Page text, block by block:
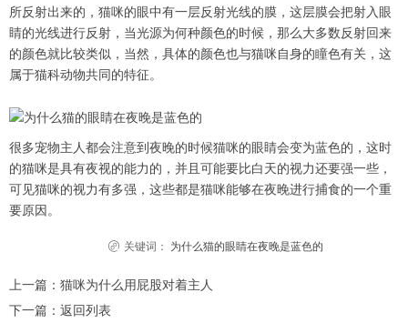
所反射出来的，猫咪的眼中有一层反射光线的膜，这层膜会把射入眼
睛的光线进行反射，当光源为何种颜色的时候，那么大多数反射回来
的颜色就比较类似，当然，具体的颜色也与猫咪自身的瞳色有关，这
属于猫科动物共同的特征。
很多宠物主人都会注意到夜晚的时候猫咪的眼睛会变为蓝色的，这时
的猫咪是具有夜视的能力的，并且可能要比白天的视力还要强一些，
可见猫咪的视力有多强，这些都是猫咪能够在夜晚进行捕食的一个重
要原因。
关键词： 为什么猫的眼睛在夜晚是蓝色的
上一篇： 猫咪为什么用屁股对着主人
下一篇： 返回列表